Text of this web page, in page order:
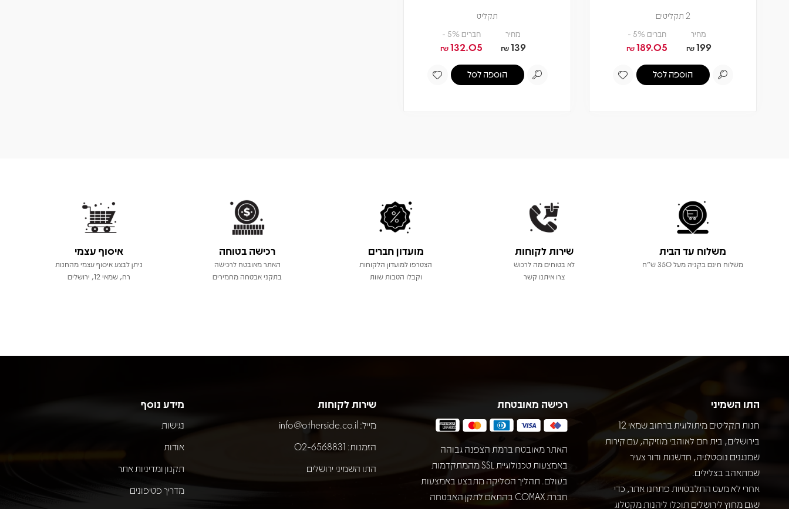
2 תקליטים
מחיר
199
₪
חברים 5% -
189.05
₪
הוספה לסל
תקליט
מחיר
139
₪
חברים 5% -
132.05
₪
הוספה לסל
משלוח עד הבית
משלוח חינם בקניה מעל 350 ש"ח
שירות לקוחות
לא בטוחים מה לרכוש
צרו איתנו קשר
מועדון חברים
הצטרפו למועדון הלקוחות
וקבלו הטבות שוות
רכישה בטוחה
האתר מאובטח לרכישה
בתקני אבטחה מחמירים
איסוף עצמי
ניתן לבצע איסוף עצמי מהחנות
רח, שמאי 12, ירושלים
התו השמיני
חנות תקליטים מיתולוגית ברחוב שמאי 12
בירושלים, בית חם לאוהבי מוזיקה, עם קירות
שמנגנים נוסטלגיה, חדשנות ודור צעיר
שמתאהב בצלילים.
אחרי לא מעט התלבטויות פתחנו אתר, כדי
שגם מחוץ לירושלים תוכלו ליהנות מקטלוג
רכישה מאובטחת
האתר מאובטח ברמת הצפנה גבוהה
באמצעות טכנולוגיית SSL מהמתקדמות
בעולם. תהליך הסליקה מתבצע באמצעות
חברת COMAX בהתאם לתקן האבטחה
שירות לקוחות
מייל: info@otherside.co.il
הזמנות: 02-6568831
התו השמיני ירושלים
מידע נוסף
נגישות
אודות
תקנון ומדיניות אתר
מדריך פטיפונים